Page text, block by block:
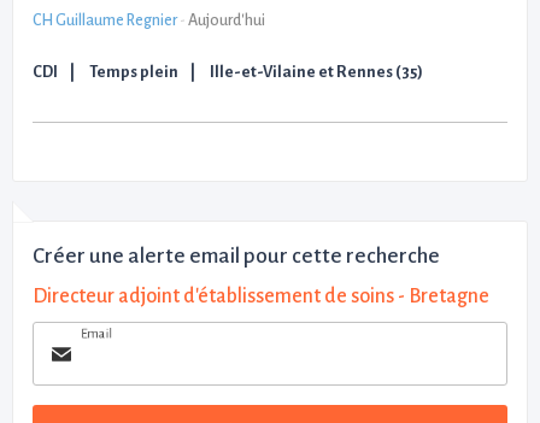
CH Guillaume Regnier- Aujourd'hui
CDI Temps plein Ille-et-Vilaine et Rennes (35)
Créer une alerte email pour cette recherche
Directeur adjoint d'établissement de soins - Bretagne
Email